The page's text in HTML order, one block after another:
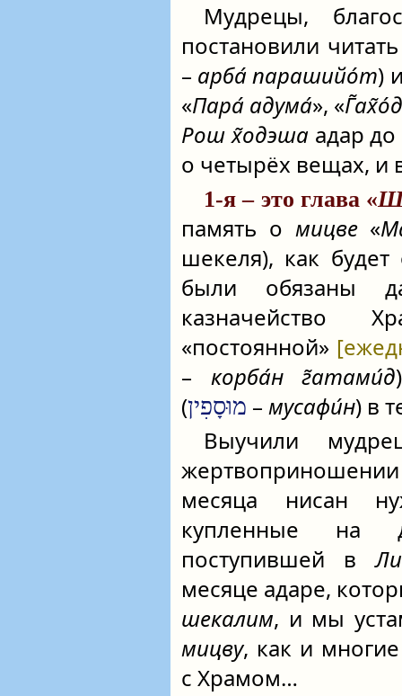
Мудрецы,
постановили
– арба́ парашийо́т)
«Пара́ адума́», «
Рош х̃одэша адар до
о четырёх вещах, и
1-я – это глава «
память о мицве«
шекеля), как
были обязаны
казначейство
«постоянной»
– корба́н г̃атами́д
(מוּסָפִין – мусафи́н) в
Выучили
месяца нисан
купленные
поступившей в
месяце адаре,
шекалим, и мы
мицву, как и
с Храмом…